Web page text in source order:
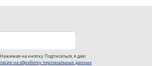
Нажимая на кнопку Подписаться, я даю
на обработку персональных данных